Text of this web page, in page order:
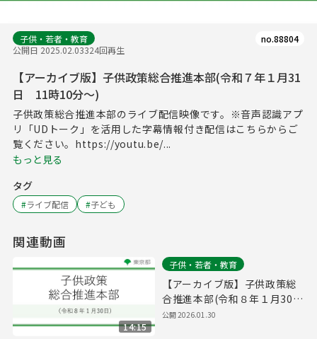
子供・若者・教育
公開日 2025.02.03324回再生
no.88804
【アーカイブ版】子供政策総合推進本部(令和７年１月31
日 11時10分～)
子供政策総合推進本部のライブ配信映像です。※音声認識アプ
リ「UDトーク」を活用した字幕情報付き配信はこちらからご
覧ください。https://youtu.be/...
もっと見る
タグ
#ライブ配信 #子ども
関連動画
14:15
子供・若者・教育
【アーカイブ版】子供政策総
合推進本部(令和８年１月30
日 11時10分～)
公開2026.01.30